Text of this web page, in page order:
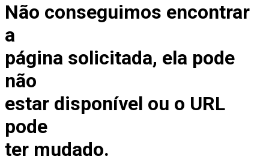
Não conseguimos encontrar
a
página solicitada, ela pode
não
estar disponível ou o URL
pode
ter mudado.